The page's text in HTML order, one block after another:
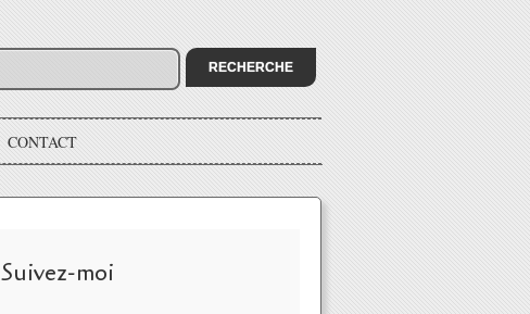
CONTACT
Suivez-moi